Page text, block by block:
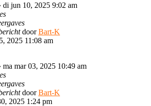
di jun 10, 2025 9:02 am
doorBart-K
2025 11:08 am
ma mar 03, 2025 10:49 am
doorBart-K
2025 1:24 pm